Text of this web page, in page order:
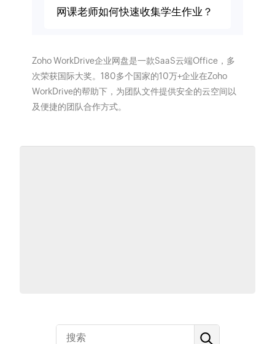
网课老师如何快速收集学生作业？
Zoho WorkDrive企业网盘是一款SaaS云端Office，多
次荣获国际大奖。180多个国家的10万+企业在Zoho
WorkDrive的帮助下，为团队文件提供安全的云空间以
及便捷的团队合作方式。